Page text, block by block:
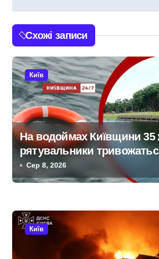
і
г
а
ц
і
я
з
а
п
с
Схожі записи
Київ
На водоймах Київщини 35
рятувальники
зростання трагедій
Сер 8, 2026
Київ